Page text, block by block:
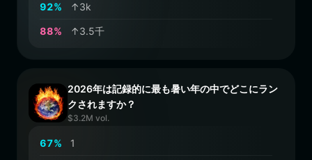
92% ↑3k
88% ↑3.5千
2026年は記録的に最も暑い年の中でどこにラン
クされますか？
$3.2M vol.
67% 1